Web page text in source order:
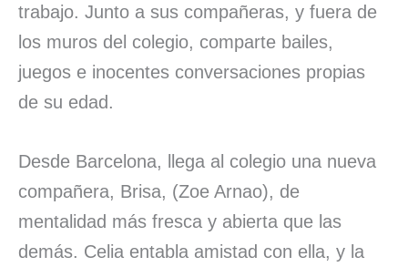
trabajo. Junto a sus compañeras, y fuera de
los muros del colegio, comparte bailes,
juegos e inocentes conversaciones propias
de su edad.
Desde Barcelona, llega al colegio una nueva
compañera, Brisa, (Zoe Arnao), de
mentalidad más fresca y abierta que las
demás. Celia entabla amistad con ella, y la